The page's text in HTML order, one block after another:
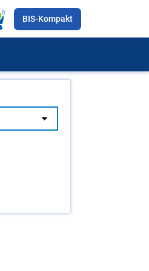
0
BIS-Kompakt